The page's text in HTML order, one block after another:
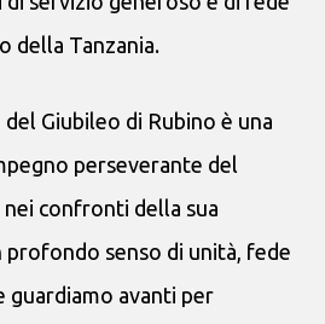
della Tanzania.
Giubileo di Rubino è una
perseverante del
confronti della sua
profondo senso di unità, fede
avanti per